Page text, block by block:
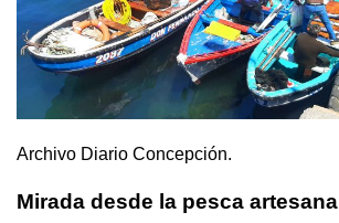
Archivo Diario Concepción.
Mirada desde la pesca artesanal